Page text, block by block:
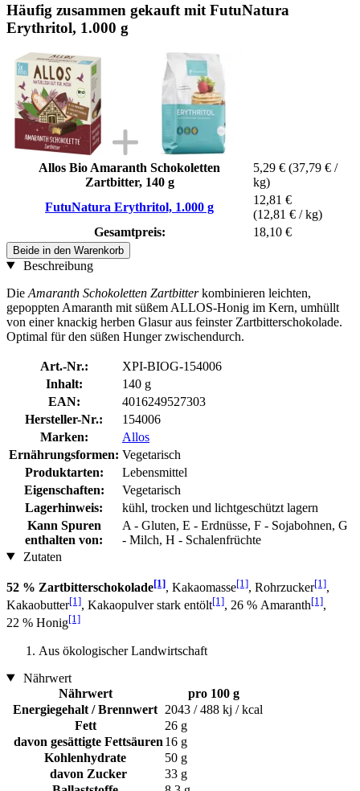
Häufig zusammen gekauft mit FutuNatura
Erythritol, 1.000 g
Allos Bio Amaranth Schokoletten
Zartbitter, 140 g
5,29 € (37,79 € /
kg)
FutuNatura Erythritol, 1.000 g
12,81 €
(12,81 € / kg)
Gesamtpreis:
18,10 €
Beide in den Warenkorb
Beschreibung
Die Amaranth Schokoletten Zartbitterkombinieren leichten,
gepoppten Amaranth mit süßem ALLOS-Honig im Kern, umhüllt
von einer knackig herben Glasur aus feinster Zartbitterschokolade.
Optimal für den süßen Hunger zwischendurch.
Art.-Nr.:
XPI-BIOG-154006
Inhalt:
140 g
EAN:
4016249527303
Hersteller-Nr.:
154006
Marken:
Allos
Ernährungsformen: Vegetarisch
Produktarten:
Lebensmittel
Eigenschaften:
Vegetarisch
Lagerhinweis:
kühl, trocken und lichtgeschützt lagern
Kann Spuren
enthalten von:
A - Gluten, E - Erdnüsse, F - Sojabohnen, G
- Milch, H - Schalenfrüchte
Zutaten
52 % Zartbitterschokolade[1], Kakaomasse[1], Rohrzucker[1],
Kakaobutter[1], Kakaopulver stark entölt[1], 26 % Amaranth[1],
22 % Honig[1]
Aus ökologischer Landwirtschaft
Nährwert
Nährwert
pro 100 g
Energiegehalt / Brennwert 2043 / 488 kj / kcal
Fett
26 g
davon gesättigte Fettsäuren 16 g
Kohlenhydrate
50 g
davon Zucker
33 g